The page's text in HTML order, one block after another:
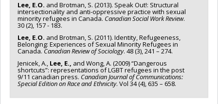
Lee, E.O. and Brotman, S. (2013). Speak Out!: Structural
intersectionality and anti-oppressive practice with sexual
minority refugees in Canada. Canadian Social Work Review.
30 (2), 157 - 183.
Lee, E.O. and Brotman, S. (2011). Identity, Refugeeness,
Belonging: Experiences of Sexual Minority Refugees in
Canada. Canadian Review of Sociology. 48 (3), 241 – 274.
Jenicek, A., Lee, E., and Wong, A. (2009) “Dangerous
shortcuts”: representations of LGBT refugees in the post
9/11 canadian press. Canadian Journal of Communications:
Special Edition on Race and Ethnicity. Vol 34 (4), 635 – 658.